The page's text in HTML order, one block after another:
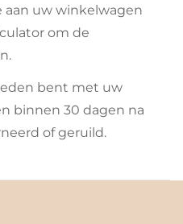
uw winkelwagen
om de
bent met uw
binnen 30 dagen na
of geruild.